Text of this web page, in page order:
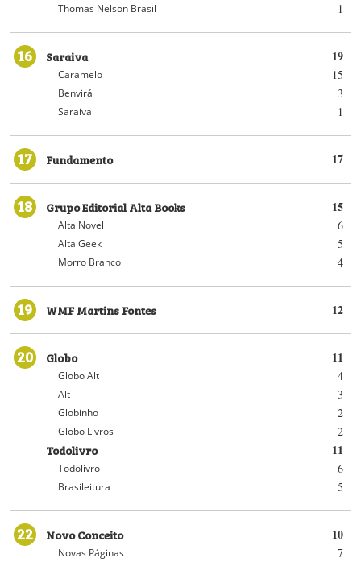
1
Thomas Nelson Brasil
16 19
Saraiva
15
Caramelo
3
Benvirá
1
Saraiva
17 17
Fundamento
18 15
Grupo Editorial Alta Books
6
Alta Novel
5
Alta Geek
4
Morro Branco
19 12
WMF Martins Fontes
20 11
Globo
4
Globo Alt
3
Alt
2
Globinho
2
Globo Livros
11
Todolivro
6
Todolivro
5
Brasileitura
22 10
Novo Conceito
7
Novas Páginas